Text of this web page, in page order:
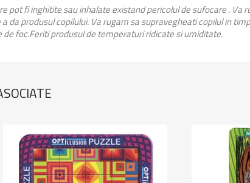
fi inghitite sau inhalate existand pericolul de sufocare . Va
produsul copilului. Va rugam sa supravegheati copilul in
foc.Feriti produsul de temperaturi ridicate si umiditate.